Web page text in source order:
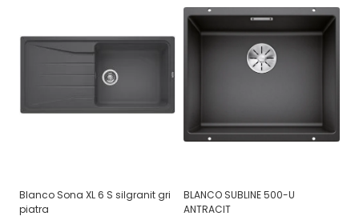
Blanco Sona XL 6 S silgranit gri
piatra
BLANCO SUBLINE 500-U
ANTRACIT